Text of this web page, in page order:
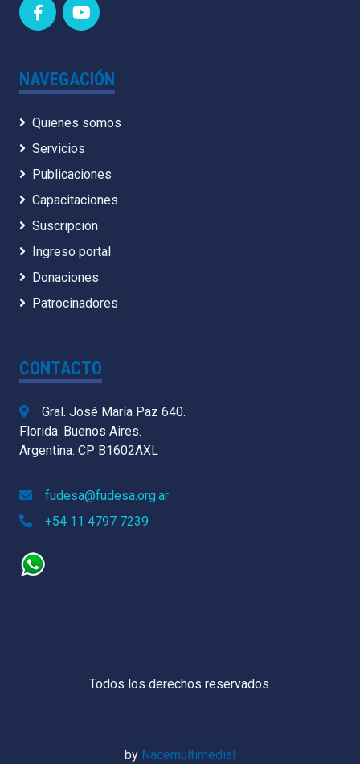
NAVEGACIÓN
Quienes somos
Servicios
Publicaciones
Capacitaciones
Suscripción
Ingreso portal
Donaciones
Patrocinadores
CONTACTO
Gral. José María Paz 640.
Florida. Buenos Aires.
Argentina. CP B1602AXL
fudesa@fudesa.org.ar
+54 11 4797 7239
Todos los derechos reservados.
by Nacemultimedial